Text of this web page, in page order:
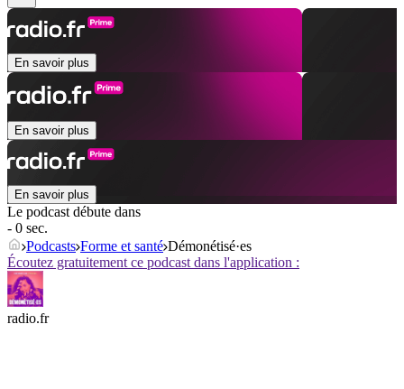
En savoir plus
En savoir plus
En savoir plus
Le podcast débute dans
- 0 sec.
Podcasts Forme et santé Démonétisé·es
Écoutez gratuitement ce podcast dans l'application :
radio.fr